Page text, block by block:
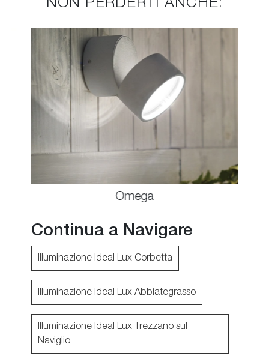
NON PERDERTI ANCHE:
Omega
Continua a Navigare
Illuminazione Ideal Lux Corbetta
Illuminazione Ideal Lux Abbiategrasso
Illuminazione Ideal Lux Trezzano sul
Naviglio